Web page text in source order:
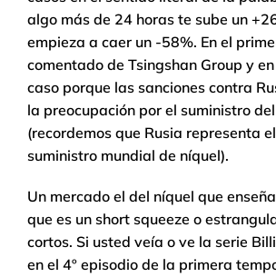
algo más de 24 horas te sube un
empieza a caer un -58%. En el
comentado de Tsingshan Group y
caso porque las sanciones contra
la preocupación por el suministro
(recordemos que Rusia representa
suministro mundial de níquel).
Un mercado el del níquel que
que es un short squeeze o
cortos. Si usted veía o ve la serie
en el 4º episodio de la primera